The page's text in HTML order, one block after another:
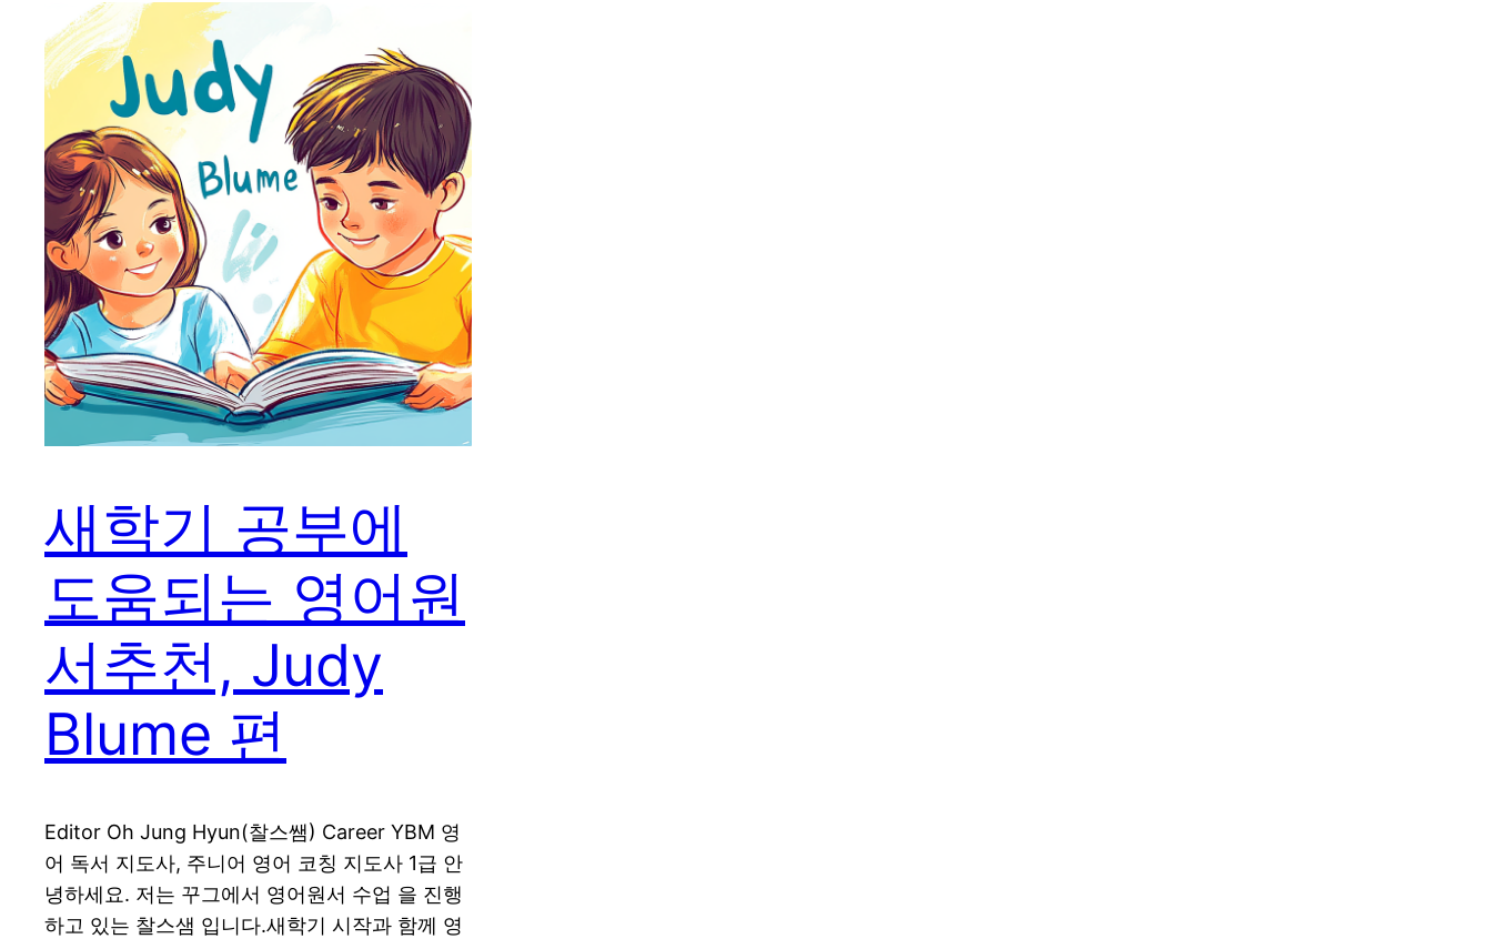
새학기 공부에
도움되는 영어원
서추천, Judy
Blume 편
Editor Oh Jung Hyun(찰스쌤) Career YBM 영
어 독서 지도사, 주니어 영어 코칭 지도사 1급 안
녕하세요. 저는 꾸그에서 영어원서 수업 을 진행
하고 있는 찰스샘 입니다.새학기 시작과 함께 영